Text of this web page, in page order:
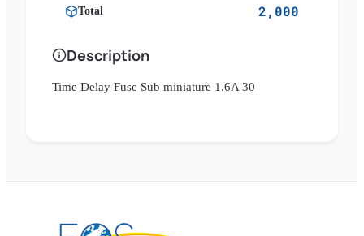
Total 2,000
Description
Time Delay Fuse Sub miniature 1.6A 30